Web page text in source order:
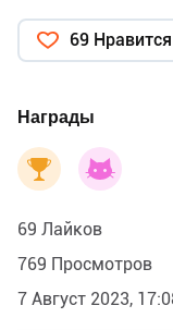
69 Нравится
Награды
69 Лайков
769 Просмотров
7 Август 2023,